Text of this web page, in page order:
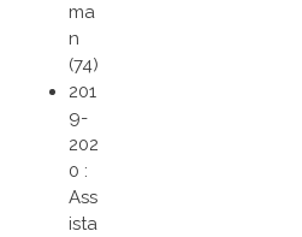
ma
n
(74)
201
9-
202
0 :
Ass
ista